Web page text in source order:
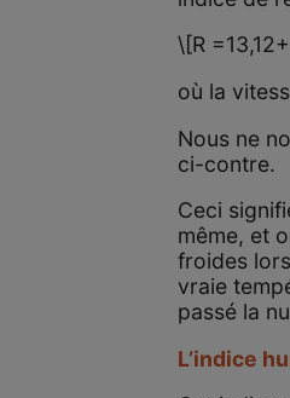
\[R
où la
Nous ne
ci-contre.
Ceci
même, et
froides
vraie
passé la
L’indice